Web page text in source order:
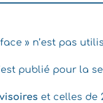
» n’est pas
publié pour la
et celles de